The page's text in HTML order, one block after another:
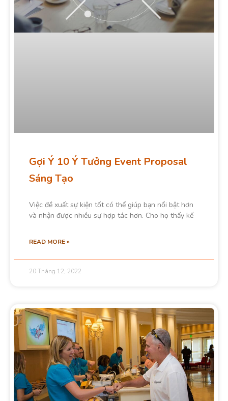
Gợi Ý 10 Ý Tưởng Event Proposal
Sáng Tạo
Việc đề xuất sự kiện tốt có thể giúp bạn nổi bật hơn
và nhận được nhiều sự hợp tác hơn. Cho họ thấy kế
READ MORE »
20 Tháng 12, 2022